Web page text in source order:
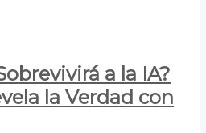
a la IA?
la Verdad con